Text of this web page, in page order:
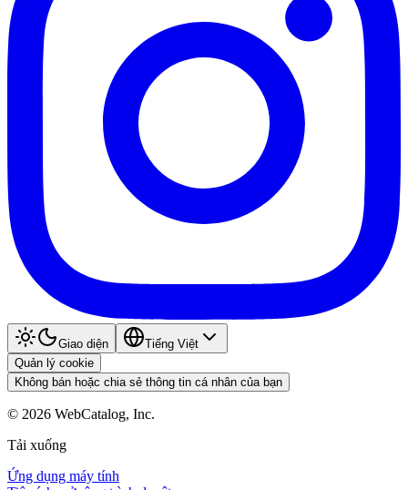
Giao diện
Tiếng Việt
Quản lý cookie
Không bán hoặc chia sẻ thông tin cá nhân của bạn
© 2026 WebCatalog, Inc.
Tải xuống
Ứng dụng máy tính